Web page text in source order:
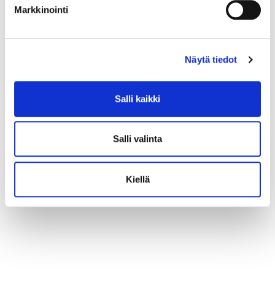
Markkinointi
Näytä tiedot
Salli kaikki
Salli valinta
Kiellä